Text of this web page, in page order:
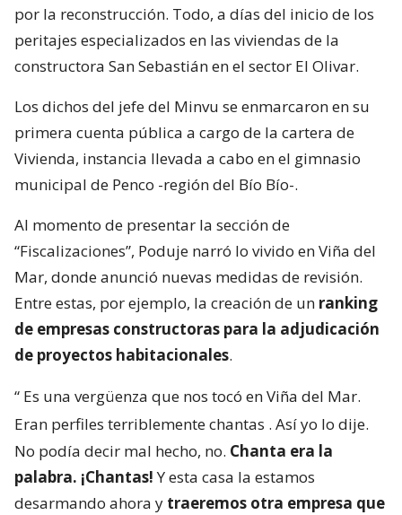
por la reconstrucción. Todo, a días del inicio de los
peritajes especializados en las viviendas de la
constructora San Sebastián en el sector El Olivar.
Los dichos del jefe del Minvu se enmarcaron en su
primera cuenta pública a cargo de la cartera de
Vivienda, instancia llevada a cabo en el gimnasio
municipal de Penco -región del Bío Bío-.
Al momento de presentar la sección de
“Fiscalizaciones”, Poduje narró lo vivido en Viña del
Mar, donde anunció nuevas medidas de revisión.
Entre estas, por ejemplo, la creación de un ranking
de empresas constructoras para la adjudicación
de proyectos habitacionales.
“ Es una vergüenza que nos tocó en Viña del Mar.
Eran perfiles terriblemente chantas . Así yo lo dije.
No podía decir mal hecho, no. Chanta era la
palabra. ¡Chantas!Y esta casa la estamos
desarmando ahora y traeremos otra empresa que